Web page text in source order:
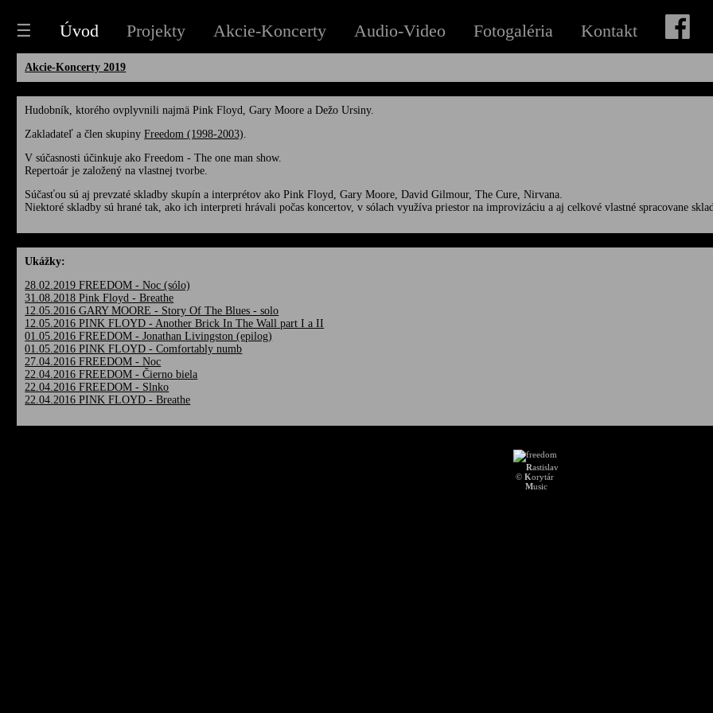
☰ Úvod Projekty Akcie-Koncerty Audio-Video Fotogaléria Kontakt
Akcie-Koncerty 2019
Hudobník, ktorého ovplyvnili najmä Pink Floyd, Gary Moore a Dežo Ursiny.
Zakladateľ a člen skupinyFreedom (1998-2003).
V súčasnosti účinkuje ako Freedom - The one man show.
Repertoár je založený na vlastnej tvorbe.
Súčasťou sú aj prevzaté skladby skupín a interprétov ako Pink Floyd, Gary Moore, David Gilmour, The Cure, Nirvana.
Niektoré skladby sú hrané tak, ako ich interpreti hrávali počas koncertov, v sólach využíva priestor na improvizáciu a aj celkové vlastné spracovane
Ukážky:
28.02.2019 FREEDOM - Noc (sólo)
31.08.2018 Pink Floyd - Breathe
12.05.2016 GARY MOORE - Story Of The Blues - solo
12.05.2016 PINK FLOYD - Another Brick In The Wall part I a II
01.05.2016 FREEDOM - Jonathan Livingston (epilog)
01.05.2016 PINK FLOYD - Comfortably numb
27.04.2016 FREEDOM - Noc
22.04.2016 FREEDOM - Čierno biela
22.04.2016 FREEDOM - Slnko
22.04.2016 PINK FLOYD - Breathe
Rastislav
© Korytár
Music